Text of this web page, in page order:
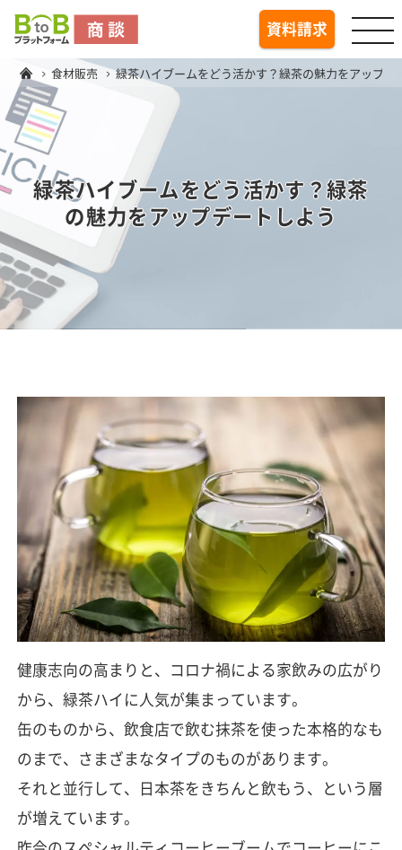
資料請求
食材販売 緑茶ハイブームをどう活かす？緑茶の魅力をアップデ
緑茶ハイブームをどう活かす？緑茶
の魅力をアップデートしよう
健康志向の高まりと、コロナ禍による家飲みの広がり
から、緑茶ハイに人気が集まっています。
缶のものから、飲食店で飲む抹茶を使った本格的なも
のまで、さまざまなタイプのものがあります。
それと並行して、日本茶をきちんと飲もう、という層
が増えています。